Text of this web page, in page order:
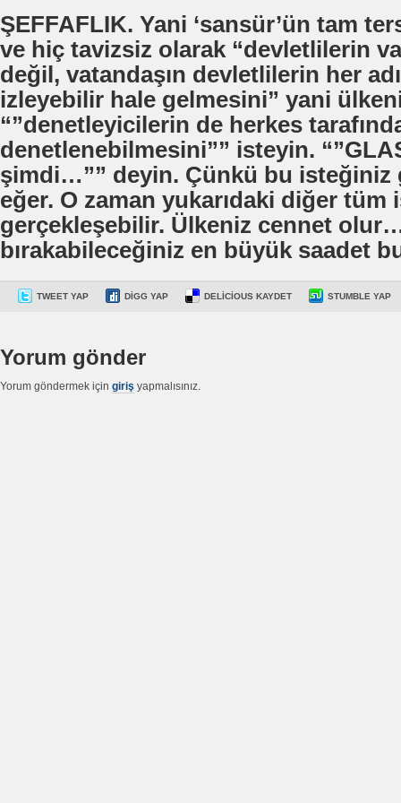
ŞEFFAFLIK. Yani ‘sansür’ün tam
ve hiç tavizsiz olarak “devletlilerin
değil, vatandaşın devletlilerin her
izleyebilir hale gelmesini” yani
“”denetleyicilerin de herkes
denetlenebilmesini”” isteyin.
şimdi…”” deyin. Çünkü bu isteğiniz
eğer. O zaman yukarıdaki diğer tüm
gerçekleşebilir. Ülkeniz cennet olur…
bırakabileceğiniz en büyük saadet
TWEET YAP DIGG YAP DELICIOUS KAYDET STUMBLE YAP
Yorum gönder
Yorum göndermek için giriş yapmalısınız.